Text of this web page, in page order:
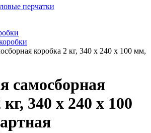
перчатки
коробка 2 кг, 340 х 240 х 100 мм,
самосборная
340 х 240 х 100